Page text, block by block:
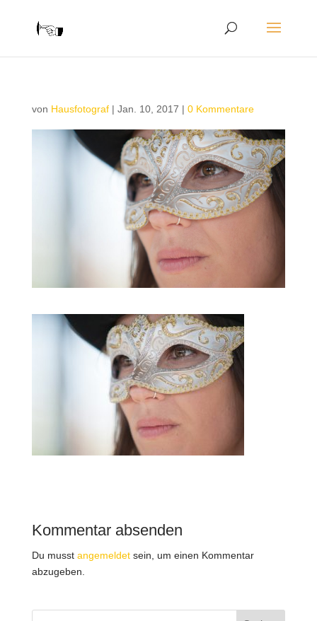
von Hausfotograf| Jan. 10, 2017 | 0 Kommentare
Kommentar absenden
Du musst angemeldetsein, um einen Kommentar
abzugeben.